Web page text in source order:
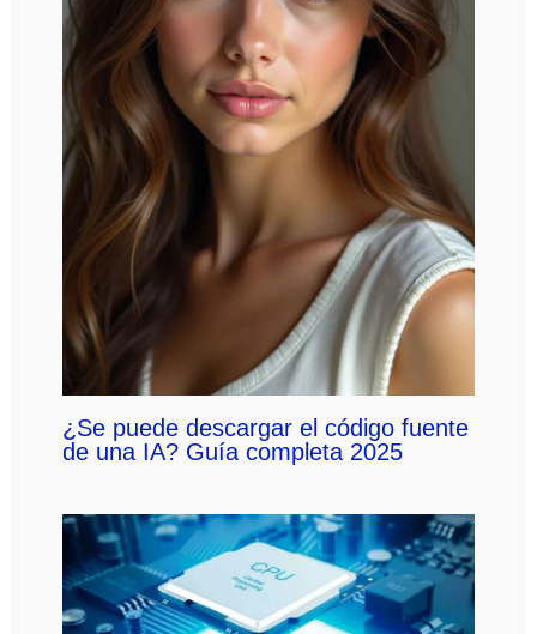
¿Se puede descargar el código fuente
de una IA? Guía completa 2025